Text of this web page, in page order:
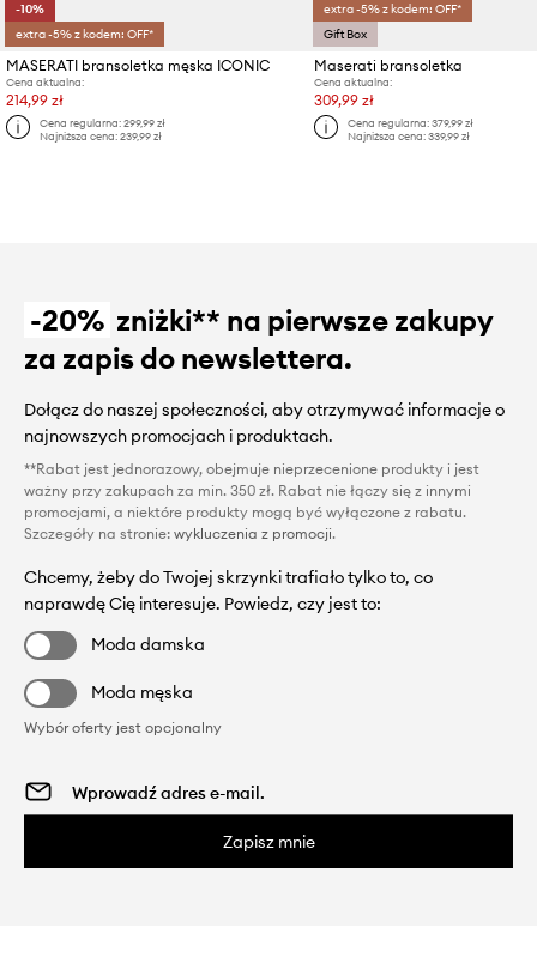
-10%
extra -5% z kodem: OFF*
MASERATI bransoletka męska ICONIC
Cena aktualna:
214,99 zł
Cena regularna:299,99 zł
Najniższa cena:239,99 zł
extra -5% z kodem: OFF*
Gift Box
Maserati bransoletka
Cena aktualna:
309,99 zł
Cena regularna:379,99 zł
Najniższa cena:339,99 zł
-20% zniżki** na pierwsze zakupy
za zapis do newslettera.
Dołącz do naszej społeczności, aby otrzymywać informacje o
najnowszych promocjach i produktach.
**Rabat jest jednorazowy, obejmuje nieprzecenione produkty i jest
ważny przy zakupach za min. 350 zł. Rabat nie łączy się z innymi
promocjami, a niektóre produkty mogą być wyłączone z rabatu.
Szczegóły na stronie: wykluczenia z promocji.
Chcemy, żeby do Twojej skrzynki trafiało tylko to, co
naprawdę Cię interesuje. Powiedz, czy jest to:
Moda damska
Moda męska
Wybór oferty jest opcjonalny
Zapisz mnie